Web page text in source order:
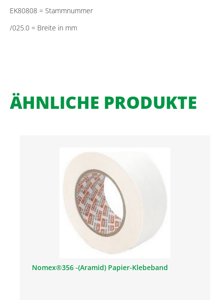
EK80808 = Stammnummer
/025.0 = Breite in mm
ÄHNLICHE PRODUKTE
Nomex®356 -(Aramid) Papier-Klebeband